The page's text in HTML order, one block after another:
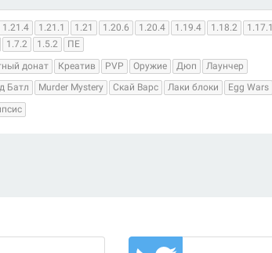
1.21.4 1.21.1 1.21 1.20.6 1.20.4 1.19.4 1.18.2 1.17.1
1.7.2 1.5.2
ПЕ
донат Креатив PVP Оружие Дюп
Лаунчер
Батл Murder Mystery Скай Варс Лаки блоки
Egg Wars